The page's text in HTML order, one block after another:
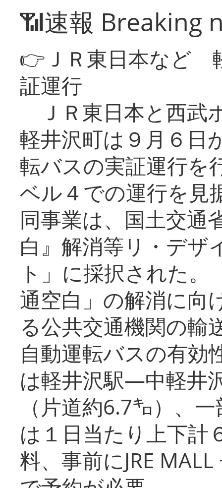
📶速報 Breaking
👉ＪＲ東日本など
証運行
ＪＲ東日本と西武
軽井沢町は９月６日
転バスの実証運行を
ベル４での運行を見
同事業は、国土交通
白』解消等リ・デザ
ト」に採択された
通空白」の解消に向
る公共交通機関の輸
自動運転バスの有効
は軽井沢駅―中軽井
（片道約6.7㌔）、
は１日当たり上下計
料、事前にJRE